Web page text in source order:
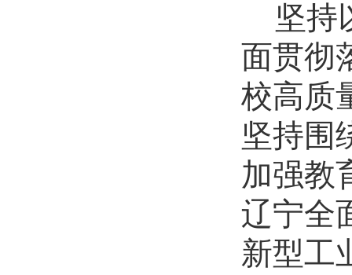
坚持
面贯彻
校高质
坚持围
加强教
辽宁全
新型工